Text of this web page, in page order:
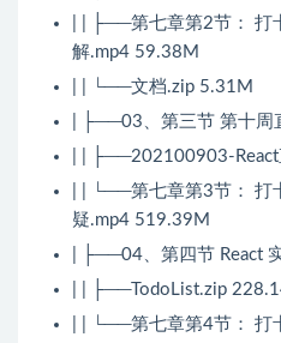
| | ├──第七章第2节： 打
解.mp4 59.38M
| | └──文档.zip 5.31M
| ├──03、第三节 第十周
| | ├──202100903-
| | └──第七章第3节： 打
疑.mp4 519.39M
| ├──04、第四节 React
| | ├──TodoList.zip
| | └──第七章第4节： 打